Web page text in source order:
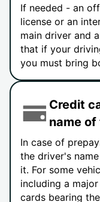
If needed - an
license or an
main driver and
that if your
you must bring
Credit
name
In case of
the driver's
it. For some
including a
cards bearing